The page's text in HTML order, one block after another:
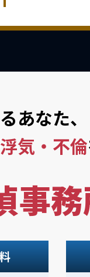
あなた、
浮気・不倫
事